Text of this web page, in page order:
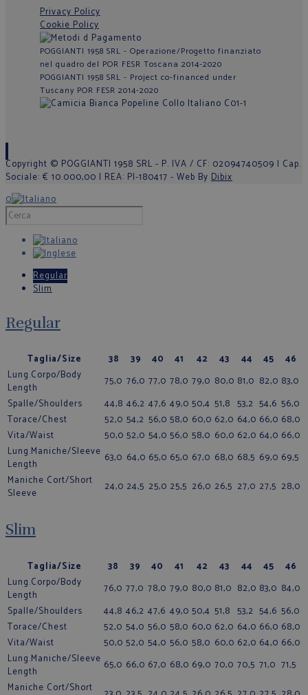
Privacy Policy
Cookie Policy
POGGIANTI 1958 SRL - Operazione/Progetto finanziato
nel quadro del POR FESR Toscana 2014-2020
POGGIANTI 1958 SRL - Project co-financed under
Tuscany POR FESR 2014-2020
Copyright © POGGIANTI 1958 SRL - P. IVA / CF: 02094740509 | Cap.
Sociale: € 10.000,00 | REA: PI-180417 - Web By Dibix
0
Regular
Slim
Regular
Taglia/Size 38 39 40 41 42 43 44 45
46
Lung.Corpo/Body
Length
75,0 76,0 77,0 78,0 79,0 80,0 81,0 82,0 83,0
Spalle/Shoulders
44,8 46,2 47,6 49,0 50,4 51,8 53,2 54,6 56,0
Torace/Chest
52,0 54,2 56,0 58,0 60,0 62,0 64,0 66,0 68,0
Vita/Waist
50,0 52,0 54,0 56,0 58,0 60,0 62,0 64,0 66,0
Lung.Maniche/Sleeve
Length
63,0 64,0 65,0 65,0 67,0 68,0 68,5 69,0 69,5
Maniche Cort/Short
Sleeve
24,0 24,5 25,0 25,5 26,0 26,5 27,0 27,5 28,0
Slim
Taglia/Size 38 39 40 41 42 43 44 45
46
Lung.Corpo/Body
Length
76,0 77,0 78,0 79,0 80,0 81,0 82,0 83,0 84,0
Spalle/Shoulders
44,8 46,2 47,6 49,0 50,4 51,8 53,2 54,6 56,0
Torace/Chest
52,0 54,0 56,0 58,0 60,0 62,0 64,0 66,0 68,0
Vita/Waist
50,0 52,0 54,0 56,0 58,0 60,0 62,0 64,0 66,0
Lung.Maniche/Sleeve
Length
65,0 66,0 67,0 68,0 69,0 70,0 70,5 71,0 71,5
Maniche Cort/Short